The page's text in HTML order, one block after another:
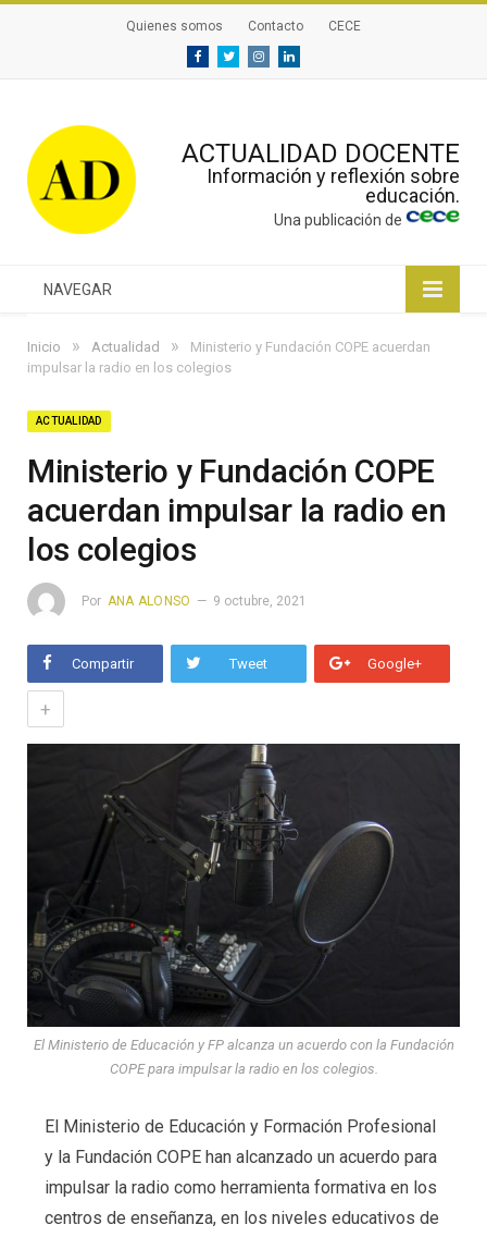
Quienes somos Contacto CECE
FacebookTwitterInstagramLinkedin
ACTUALIDAD DOCENTE
Información y reflexión sobre
educación.
Una publicación de
NAVEGAR
Inicio » Actualidad »
Ministerio y Fundación COPE acuerdan
impulsar la radio en los colegios
ACTUALIDAD
Ministerio y Fundación COPE
acuerdan impulsar la radio en
los colegios
Por ANA ALONSO 9 octubre, 2021
Compartir Tweet Google+
+
El Ministerio de Educación y FP alcanza un acuerdo con la Fundación
COPE para impulsar la radio en los colegios.
El Ministerio de Educación y Formación Profesional
y la Fundación COPE han alcanzado un acuerdo para
impulsar la radio como herramienta formativa en los
centros de enseñanza, en los niveles educativos de